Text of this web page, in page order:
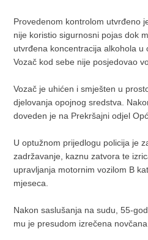
Provedenom kontrolom utvrđeno
nije koristio sigurnosni pojas dok
utvrđena koncentracija alkohola u
Vozač kod sebe nije posjedovao
Vozač je uhićen i smješten u
djelovanja opojnog sredstva.
doveden je na Prekršajni odjel
U optužnom prijedlogu policija je
zadržavanje, kaznu zatvora te
upravljanja motornim vozilom B
mjeseca.
Nakon saslušanja na sudu, 55-
mu je presudom izrečena